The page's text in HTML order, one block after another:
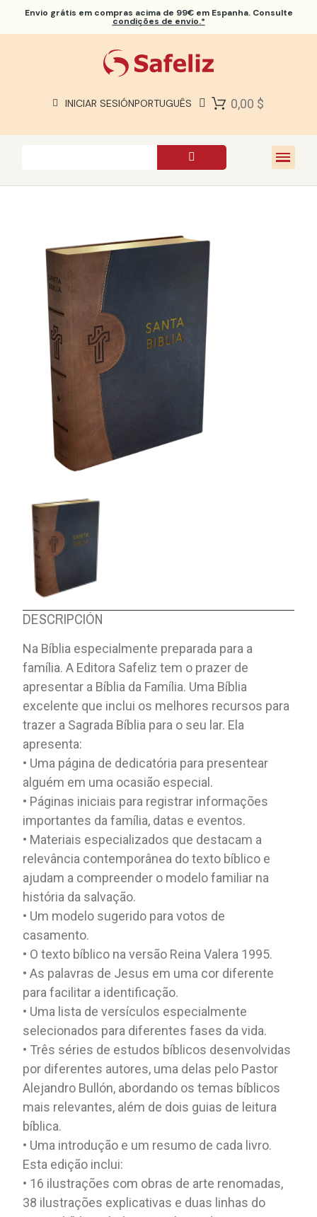
Envio grátis em compras acima de 99€ em Espanha. Consulte
condições de envio.*
INICIAR SESIÓNPORTUGUÊS 0,00 $
SOBRE NÓS
DESCRIPCIÓN
Na Bíblia especialmente preparada para a
família. A Editora Safeliz tem o prazer de
apresentar a Bíblia da Família. Uma Bíblia
excelente que inclui os melhores recursos para
trazer a Sagrada Bíblia para o seu lar. Ela
apresenta:
• Uma página de dedicatória para presentear
alguém em uma ocasião especial.
• Páginas iniciais para registrar informações
importantes da família, datas e eventos.
• Materiais especializados que destacam a
relevância contemporânea do texto bíblico e
ajudam a compreender o modelo familiar na
história da salvação.
• Um modelo sugerido para votos de
casamento.
• O texto bíblico na versão Reina Valera 1995.
• As palavras de Jesus em uma cor diferente
para facilitar a identificação.
• Uma lista de versículos especialmente
selecionados para diferentes fases da vida.
• Três séries de estudos bíblicos desenvolvidas
por diferentes autores, uma delas pelo Pastor
Alejandro Bullón, abordando os temas bíblicos
mais relevantes, além de dois guias de leitura
bíblica.
• Uma introdução e um resumo de cada livro.
Esta edição inclui:
• 16 ilustrações com obras de arte renomadas,
38 ilustrações explicativas e duas linhas do